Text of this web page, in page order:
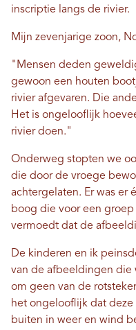
inscriptie langs de rivier.
Mijn zevenjarige zoon,
"Mensen deden
gewoon een houten
rivier afgevaren. Die
Het is ongelooflijk
rivier doen."
Onderweg stopten we
die door de vroege
achtergelaten. Er was er
boog die voor een
vermoedt dat de
De kinderen en ik
van de afbeeldingen die
om geen van de
het ongelooflijk dat
buiten in weer en wind